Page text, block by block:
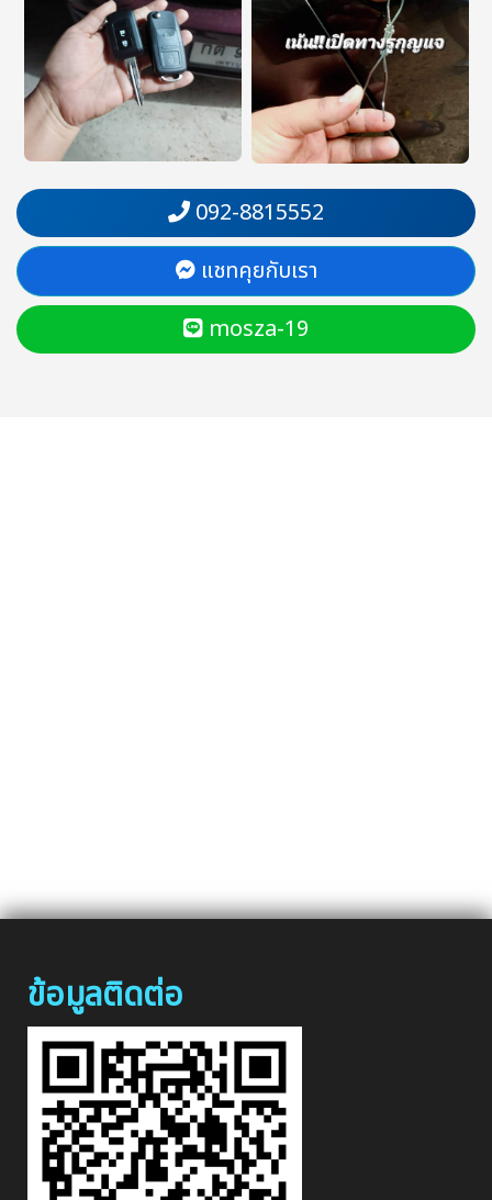
092-8815552
แชทคุยกับเรา
mosza-19
ข้อมูลติดต่อ